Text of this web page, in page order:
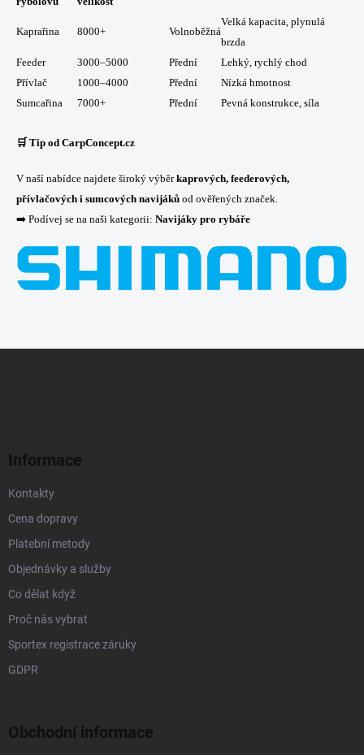
Kaprařina 8000+ Volnoběžná
Velká kapacita, plynulá
brzda
Feeder
3000–5000 Přední
Lehký, rychlý chod
Přívlač
1000–4000 Přední
Nízká hmotnost
Sumcařina
7000+ Přední Pevná konstrukce, síla
🛒 Tip od CarpConcept.cz
V naší nabídce najdete široký výběrkaprových, feederových,
přívlačových i sumcových navijáků od ověřených značek.
➡️ Podívej se na naši kategorii: Navijáky pro rybáře
Informace
Kontakty
Cena dopravy
Platební metody
Objednávky a služby
Co dělat když
Proč nás vybrat
Sportex registrace záruky
GDPR
Obchodní informace